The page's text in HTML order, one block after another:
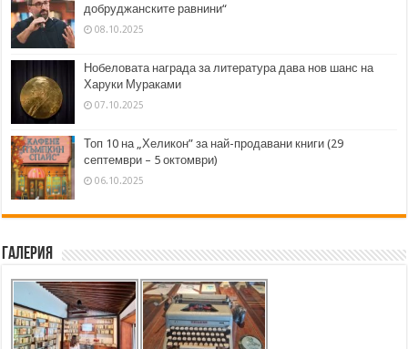
добруджанските равнини“
08.10.2025
Нобеловата награда за литература дава нов шанс на
Харуки Мураками
07.10.2025
Топ 10 на „Хеликон” за най-продавани книги (29
септември – 5 октомври)
06.10.2025
Галерия